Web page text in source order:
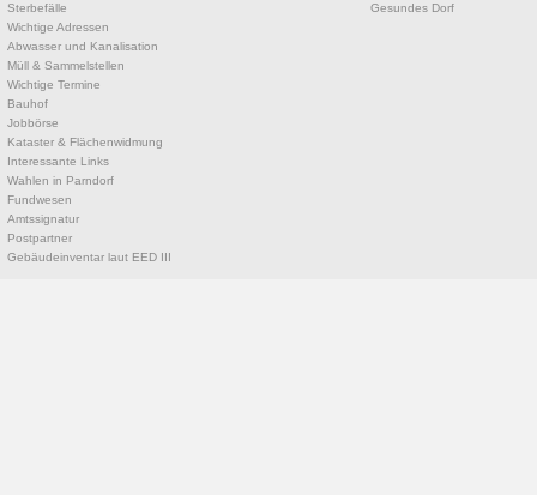
Sterbefälle
Wichtige Adressen
Abwasser und Kanalisation
Müll & Sammelstellen
Wichtige Termine
Bauhof
Jobbörse
Kataster & Flächenwidmung
Interessante Links
Wahlen in Parndorf
Fundwesen
Amtssignatur
Postpartner
Gebäudeinventar laut EED III
Gesundes Dorf